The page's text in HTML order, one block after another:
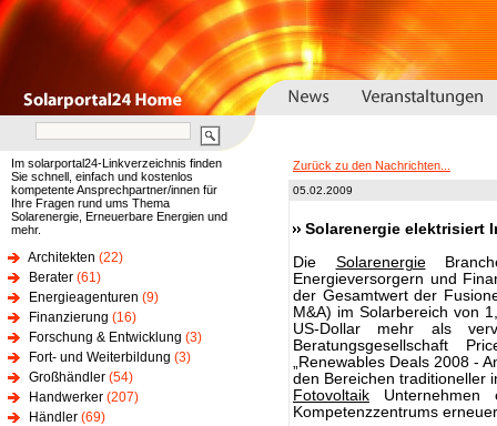
Im solarportal24-Linkverzeichnis finden
Sie schnell, einfach und kostenlos
kompetente Ansprechpartner/innen für
Ihre Fragen rund ums Thema
Solarenergie, Erneuerbare Energien und
mehr.
Architekten (22)
Berater (61)
Energieagenturen (9)
Finanzierung (16)
Forschung & Entwicklung (3)
Fort- und Weiterbildung (3)
Großhändler (54)
Handwerker (207)
Händler (69)
Zurück zu den Nachrichten...
05.02.2009
Solarenergie elektrisiert
Die Solarenergie
Energieversorgern und
der Gesamtwert der
M&A) im Solarbereich von
US-Dollar mehr als
Beratungsgesellschaft
„Renewables Deals 2008 -
den Bereichen traditioneller
Fotovoltaik Unternehmen
Kompetenzzentrums